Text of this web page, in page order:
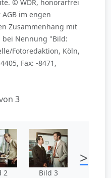
© WDR, honorarfrei
im engen
Zusammenhang mit
bei Nennung "Bild:
Fotoredaktion, Köln,
Fax: -8471,
3
2 Bild 3
>